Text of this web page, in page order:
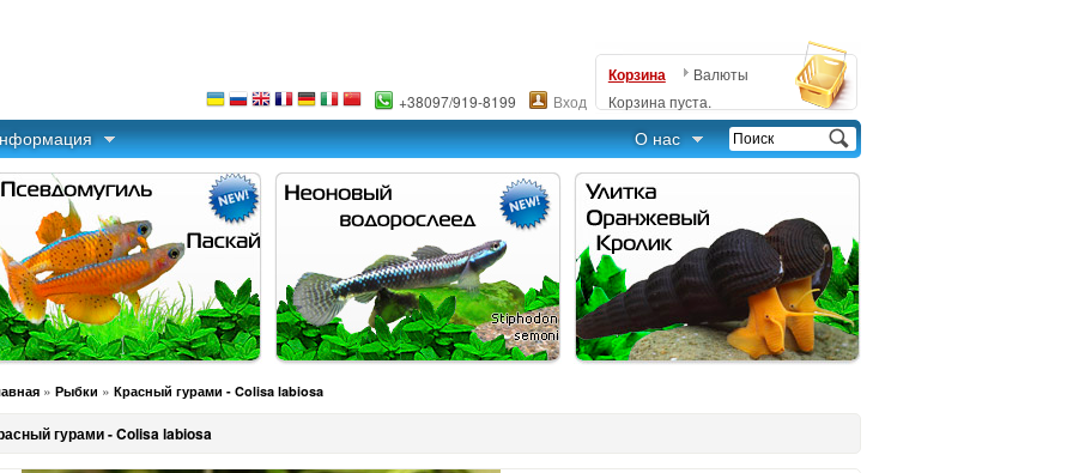
Валюты
Корзина
Корзина пуста.
+38097/919-8199 Вход
О нас
» Рыбки » Красный гурами - Colisa labiosa
гурами - Colisa labiosa